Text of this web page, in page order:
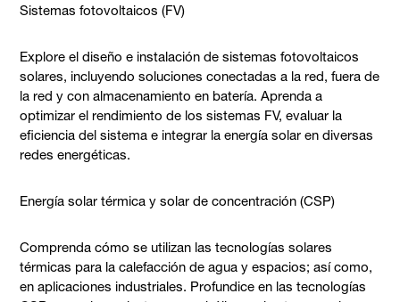
Sistemas fotovoltaicos (FV)
Explore el diseño e instalación de sistemas fotovoltaicos
solares, incluyendo soluciones conectadas a la red, fuera de
la red y con almacenamiento en batería. Aprenda a
optimizar el rendimiento de los sistemas FV, evaluar la
eficiencia del sistema e integrar la energía solar en diversas
redes energéticas.
Energía solar térmica y solar de concentración (CSP)
Comprenda cómo se utilizan las tecnologías solares
térmicas para la calefacción de agua y espacios; así como,
en aplicaciones industriales. Profundice en las tecnologías